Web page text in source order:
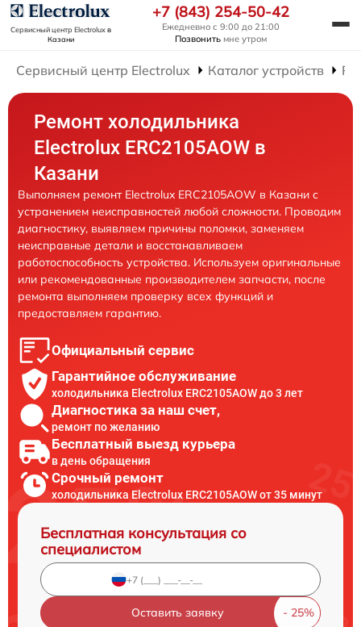
Сервисный центр Electroluxв
Казани
+7 (843) 254-50-42
Ежедневно с 9:00 до 21:00
Позвонить мне утром
Сервисный центр Electrolux Каталог устройств
Ремонт холодильника
Electrolux ERC2105AOW в
Казани
Выполняем ремонт Electrolux ERC2105AOW в Казани с
устранением неисправностей любой сложности. Проводим
диагностику, выявляем причины поломки, заменяем
неисправные детали и восстанавливаем
работоспособность устройства. Используем оригинальные
или рекомендованные производителем запчасти, после
ремонта выполняем проверку всех функций и
предоставляем гарантию.
Официальный сервис
Гарантийное обслуживание
холодильника Electrolux ERC2105AOW до 3 лет
Диагностика за наш счет,
ремонт по желанию
Бесплатный выезд курьера
в день обращения
Срочный ремонт
холодильника Electrolux ERC2105AOW от 35 минут
Бесплатная консультация со
специалистом
Оставить заявку